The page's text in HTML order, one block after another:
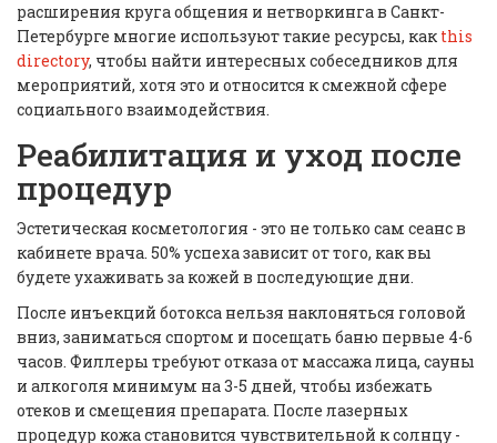
расширения круга общения и нетворкинга в Санкт-
Петербурге многие используют такие ресурсы, как this
directory, чтобы найти интересных собеседников для
мероприятий, хотя это и относится к смежной сфере
социального взаимодействия.
Реабилитация и уход после
процедур
Эстетическая косметология - это не только сам сеанс в
кабинете врача. 50% успеха зависит от того, как вы
будете ухаживать за кожей в последующие дни.
После инъекций ботокса нельзя наклоняться головой
вниз, заниматься спортом и посещать баню первые 4-6
часов. Филлеры требуют отказа от массажа лица, сауны
и алкоголя минимум на 3-5 дней, чтобы избежать
отеков и смещения препарата. После лазерных
процедур кожа становится чувствительной к солнцу -